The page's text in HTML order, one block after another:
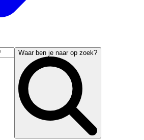
Waar ben je naar op zoek?